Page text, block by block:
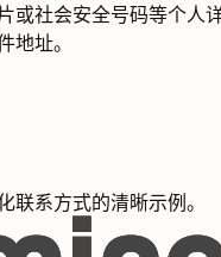
或社会安全号码等个人
地址。
联系方式的清晰示例。